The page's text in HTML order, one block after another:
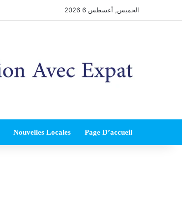
الخميس, أغسطس 6 2026
Page D’accueil
Nouvelles Locales